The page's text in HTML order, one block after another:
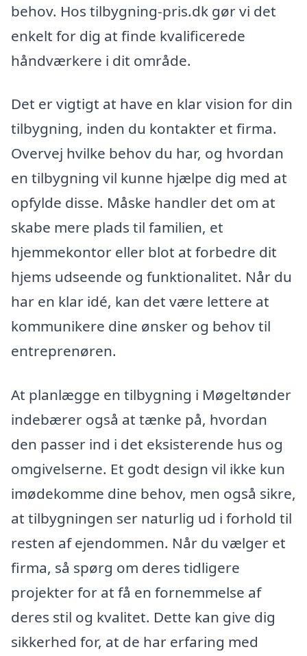
behov. Hos tilbygning-pris.dk gør vi det
enkelt for dig at finde kvalificerede
håndværkere i dit område.
Det er vigtigt at have en klar vision for din
tilbygning, inden du kontakter et firma.
Overvej hvilke behov du har, og hvordan
en tilbygning vil kunne hjælpe dig med at
opfylde disse. Måske handler det om at
skabe mere plads til familien, et
hjemmekontor eller blot at forbedre dit
hjems udseende og funktionalitet. Når du
har en klar idé, kan det være lettere at
kommunikere dine ønsker og behov til
entreprenøren.
At planlægge en tilbygning i Møgeltønder
indebærer også at tænke på, hvordan
den passer ind i det eksisterende hus og
omgivelserne. Et godt design vil ikke kun
imødekomme dine behov, men også sikre,
at tilbygningen ser naturlig ud i forhold til
resten af ejendommen. Når du vælger et
firma, så spørg om deres tidligere
projekter for at få en fornemmelse af
deres stil og kvalitet. Dette kan give dig
sikkerhed for, at de har erfaring med